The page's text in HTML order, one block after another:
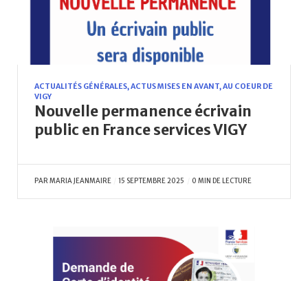
ACTUALITÉS GÉNÉRALES,ACTUS MISES EN AVANT,AU COEUR DE
VIGY
Nouvelle permanence écrivain
public en France services VIGY
PARMARIA JEANMAIRE 15 SEPTEMBRE 2025 0 MIN DE LECTURE